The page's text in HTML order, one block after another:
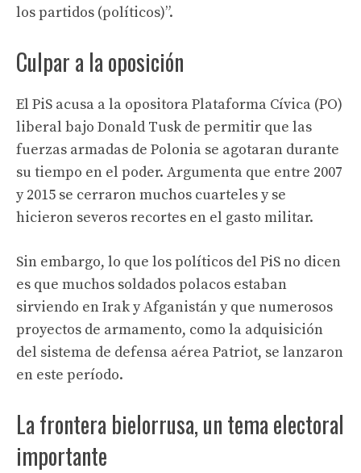
los partidos (políticos)”.
Culpar a la oposición
El PiS acusa a la opositora Plataforma Cívica (PO)
liberal bajo Donald Tusk de permitir que las
fuerzas armadas de Polonia se agotaran durante
su tiempo en el poder. Argumenta que entre 2007
y 2015 se cerraron muchos cuarteles y se
hicieron severos recortes en el gasto militar.
Sin embargo, lo que los políticos del PiS no dicen
es que muchos soldados polacos estaban
sirviendo en Irak y Afganistán y que numerosos
proyectos de armamento, como la adquisición
del sistema de defensa aérea Patriot, se lanzaron
en este período.
La frontera bielorrusa, un tema electoral
importante